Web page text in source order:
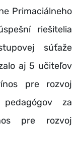
Primaciálneho
riešitelia
súťaže
aj 5 učiteľov
pre rozvoj
za
pre rozvoj